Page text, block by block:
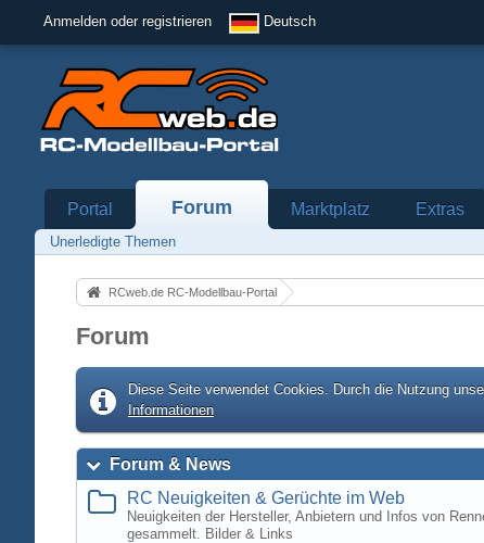
Anmelden oder registrieren Deutsch
Portal Forum Marktplatz Extras
Unerledigte Themen
RCweb.de RC-Modellbau-Portal
Forum
Diese Seite verwendet Cookies. Durch die Nutzung
Informationen
Forum & News
RC Neuigkeiten & Gerüchte im Web
Neuigkeiten der Hersteller, Anbietern und Infos von
gesammelt. Bilder & Links